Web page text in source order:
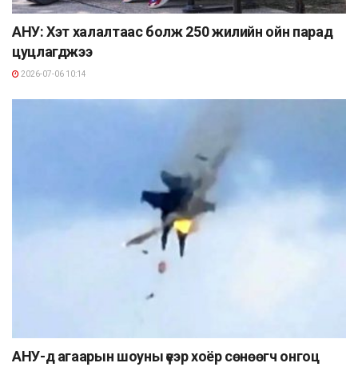
АНУ: Хэт халалтаас болж 250 жилийн ойн парад
цуцлагджээ
2026-07-06 10:14
АНУ-д агаарын шоуны үеэр хоёр сөнөөгч онгоц